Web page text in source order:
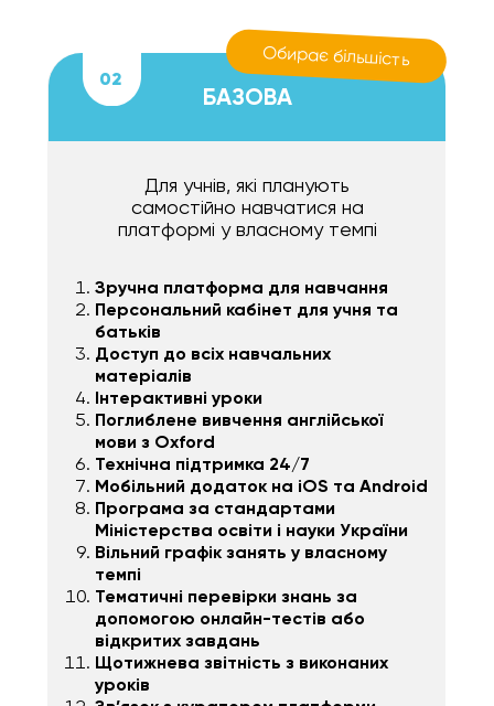
БАЗОВА
Для учнів, які планують
самостійно навчатися на
платформі у власному темпі
Зручна платформа для навчання
Персональний кабінет для учня та
батьків
Доступ до всіх навчальних
матеріалів
Інтерактивні уроки
Поглиблене вивчення англійської
мови з Oxford
Технічна підтримка 24/7
Мобільний додаток на iOS та Android
Програма за стандартами
Міністерства освіти і науки України
Вільний графік занять у власному
темпі
Тематичні перевірки знань за
допомогою онлайн-тестів або
відкритих завдань
Щотижнева звітність з виконаних
уроків
02
Обирає більшість